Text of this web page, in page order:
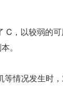
C，以较弱的
。
情况发生时